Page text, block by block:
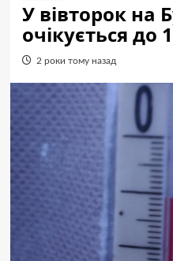
У вівторок на
очікується до
2 роки тому назад